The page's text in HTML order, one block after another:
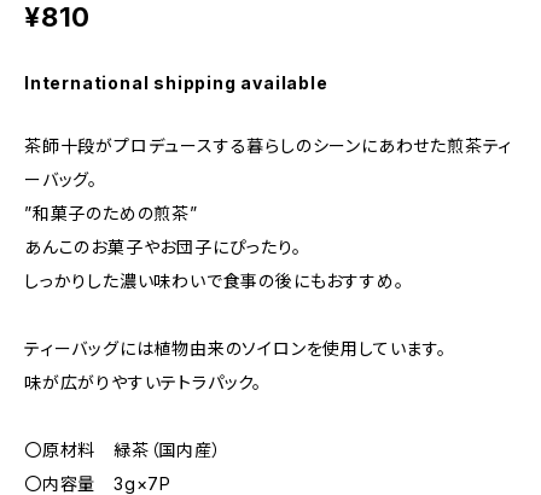
¥810
International shipping available
茶師十段がプロデュースする暮らしのシーンにあわせた煎茶ティ
ーバッグ。
”和菓子のための煎茶”
あんこのお菓子やお団子にぴったり。
しっかりした濃い味わいで食事の後にもおすすめ。
ティーバッグには植物由来のソイロンを使用しています。
味が広がりやすいテトラパック。
〇原材料 緑茶（国内産）
〇内容量 3g×7P